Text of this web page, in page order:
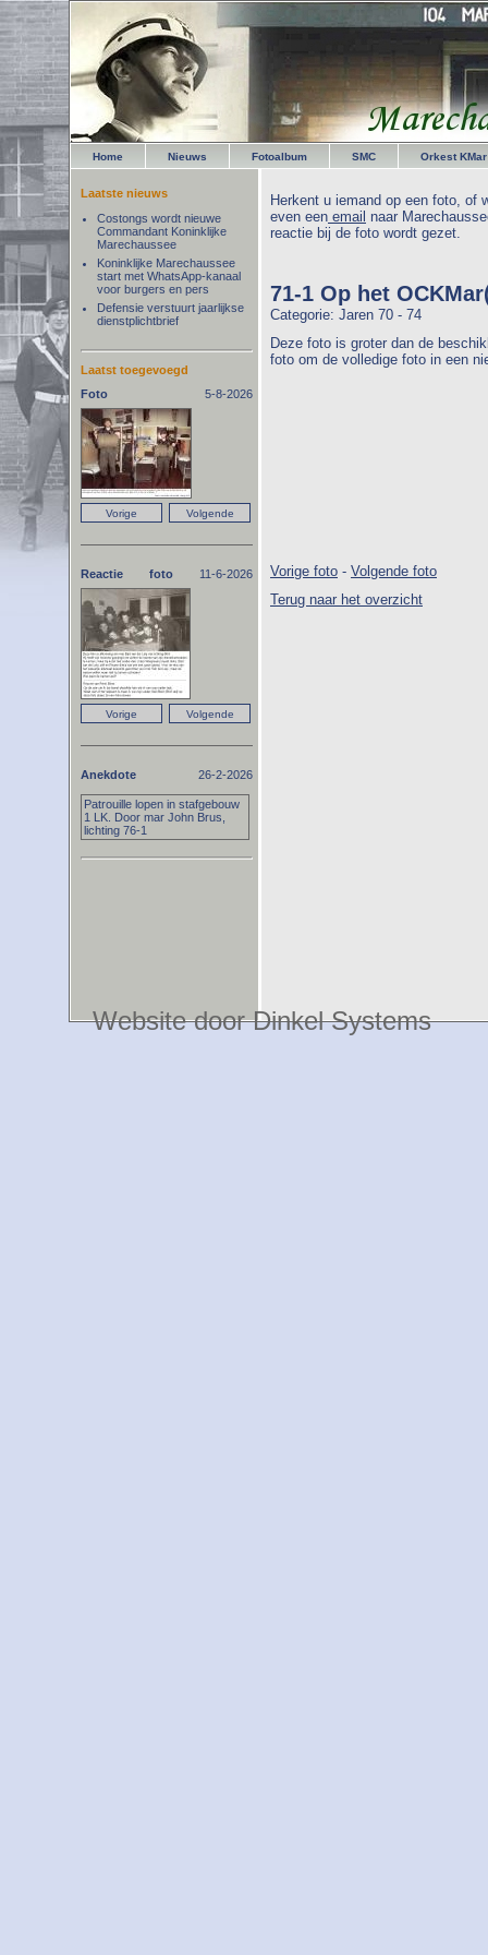
Home Nieuws Fotoalbum SMC Orkest KMar
Herkent u iemand op een foto, of
even een email naar
reactie bij de foto wordt gezet.
71-1 Op het
Categorie: Jaren 70 - 74
Deze foto is groter dan de
foto om de volledige foto in een
Vorige foto - Volgende foto
Terug naar het overzicht
Laatste nieuws
Costongs wordt nieuwe
Commandant Koninklijke
Marechaussee
Koninklijke Marechaussee
start met WhatsApp-kanaal
voor burgers en pers
Defensie verstuurt jaarlijkse
dienstplichtbrief
Laatst toegevoegd
Foto
5-8-2026
Reactie foto 11-6-2026
Anekdote 26-2-2026
Patrouille lopen in stafgebouw
1 LK. Door mar John Brus,
lichting 76-1
Website door Dinkel Systems